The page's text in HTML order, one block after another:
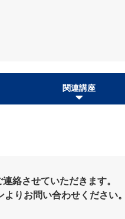
関連講座
絡させていただきます。
りお問い合わせください。